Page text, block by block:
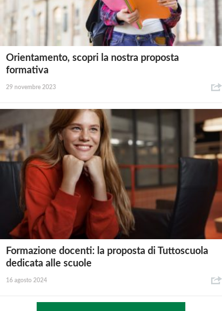
Orientamento, scopri la nostra proposta
formativa
29 novembre 2023
Formazione docenti: la proposta di Tuttoscuola
dedicata alle scuole
16 agosto 2024